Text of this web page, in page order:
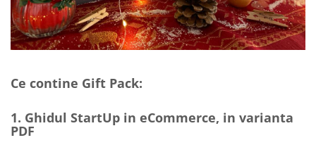
Ce contine Gift Pack:
1. Ghidul StartUp in eCommerce, in varianta
PDF